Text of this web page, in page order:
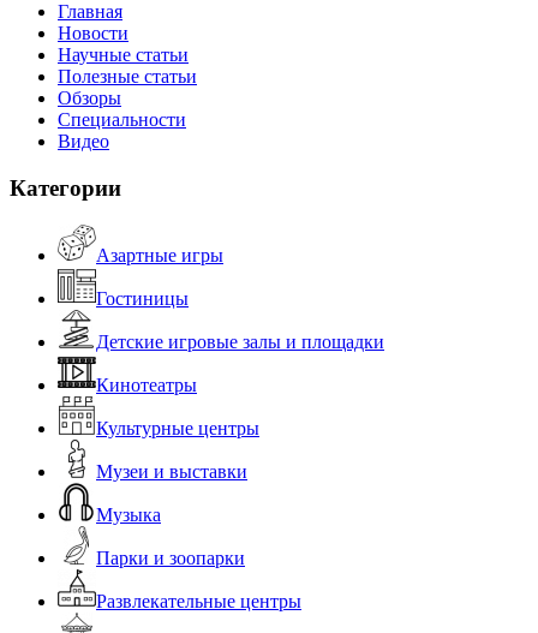
Главная
Новости
Научные статьи
Полезные статьи
Обзоры
Специальности
Видео
Категории
Азартные игры
Гостиницы
Детские игровые залы и площадки
Кинотеатры
Культурные центры
Музеи и выставки
Музыка
Парки и зоопарки
Развлекательные центры